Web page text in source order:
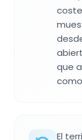
que
El